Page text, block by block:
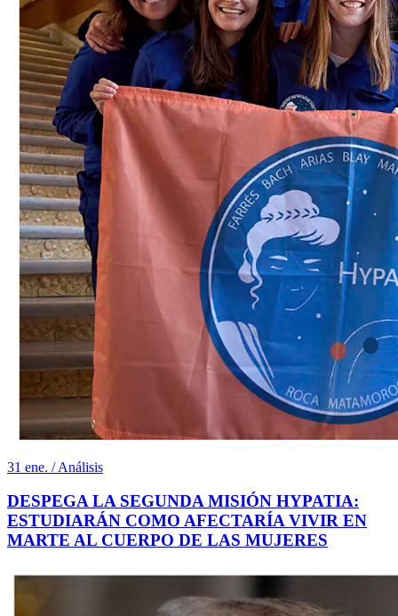
31 ene. / Análisis
DESPEGA LA SEGUNDA MISIÓN HYPATIA:
ESTUDIARÁN COMO AFECTARÍA VIVIR EN
MARTE AL CUERPO DE LAS MUJERES